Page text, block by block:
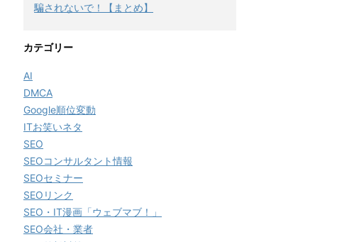
騙されないで！【まとめ】
カテゴリー
AI
DMCA
Google順位変動
ITお笑いネタ
SEO
SEOコンサルタント情報
SEOセミナー
SEOリンク
SEO・IT漫画「ウェブマブ！」
SEO会社・業者